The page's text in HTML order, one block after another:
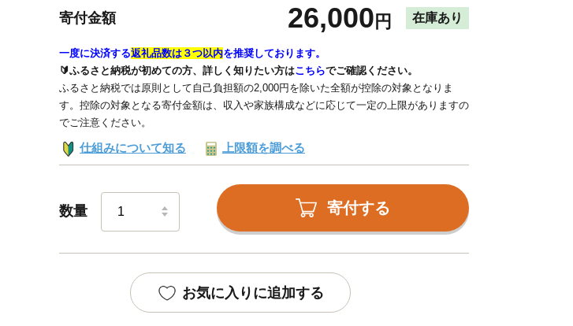
寄付金額 26,000 円 在庫あり
一度に決済する返礼品数は３つ以内を推奨しております。
🔰ふるさと納税が初めての方、詳しく知りたい方はこちらでご確認ください。
ふるさと納税では原則として自己負担額の2,000円を除いた全額が控除の対象となりま
す。控除の対象となる寄付金額は、収入や家族構成などに応じて一定の上限がありますの
でご注意ください。
仕組みについて知る 上限額を調べる
数量 寄付する
お気に入りに追加する